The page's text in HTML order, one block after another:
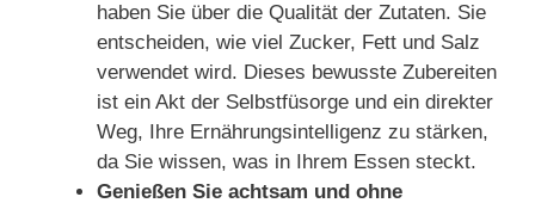
haben Sie über die Qualität der Zutaten. Sie
entscheiden, wie viel Zucker, Fett und Salz
verwendet wird. Dieses bewusste Zubereiten
ist ein Akt der Selbstfüsorge und ein direkter
Weg, Ihre Ernährungsintelligenz zu stärken,
da Sie wissen, was in Ihrem Essen steckt.
Genießen Sie achtsam und ohne